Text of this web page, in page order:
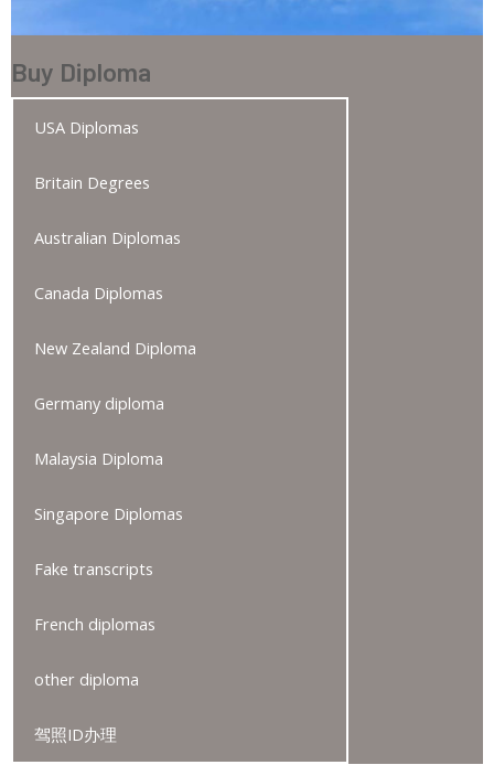
Buy Diploma
USA Diplomas
Britain Degrees
Australian Diplomas
Canada Diplomas
New Zealand Diploma
Germany diploma
Malaysia Diploma
Singapore Diplomas
Fake transcripts
French diplomas
other diploma
驾照ID办理